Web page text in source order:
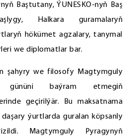
Baştutany, ÝUNESKO-nyň Baş
Halkara guramalaryň
hökümet agzalary, tanymal
we diplomatlar bar.
şahyry we filosofy Magtymguly
gününi baýram etmegiň
geçirilýär. Bu maksatnama
ýurtlarda guralan köpsanly
Magtymguly Pyragynyň